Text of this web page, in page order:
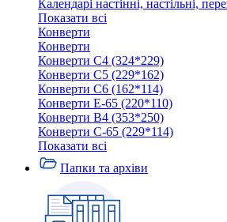
Календарі настінні, настільні,
Показати всі
Конверти
Конверти
Конверти C4 (324*229)
Конверти C5 (229*162)
Конверти C6 (162*114)
Конверти E-65 (220*110)
Конверти В4 (353*250)
Конверти С-65 (229*114)
Показати всі
Папки та архіви